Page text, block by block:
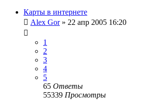
Карты в интернете
Alex Gor» 22 апр 2005 16:20
1
2
3
4
5
65 Ответы
55339 Просмотры